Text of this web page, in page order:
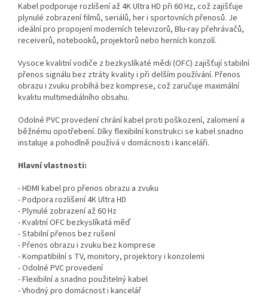
Kabel podporuje rozlišení až 4K Ultra HD při 60 Hz, což zajišťuje
plynulé zobrazení filmů, seriálů, her i sportovních přenosů. Je
ideální pro propojení moderních televizorů, Blu-ray přehrávačů,
receiverů, notebooků, projektorů nebo herních konzolí.
Vysoce kvalitní vodiče z bezkyslíkaté mědi (OFC) zajišťují stabilní
přenos signálu bez ztráty kvality i při delším používání. Přenos
obrazu i zvuku probíhá bez komprese, což zaručuje maximální
kvalitu multimediálního obsahu.
Odolné PVC provedení chrání kabel proti poškození, zalomení a
běžnému opotřebení. Díky flexibilní konstrukci se kabel snadno
instaluje a pohodlně používá v domácnosti i kanceláři.
Hlavní vlastnosti:
- HDMI kabel pro přenos obrazu a zvuku
- Podpora rozlišení 4K Ultra HD
- Plynulé zobrazení až 60 Hz
- Kvalitní OFC bezkyslíkatá měď
- Stabilní přenos bez rušení
- Přenos obrazu i zvuku bez komprese
- Kompatibilní s TV, monitory, projektory i konzolemi
- Odolné PVC provedení
- Flexibilní a snadno použitelný kabel
- Vhodný pro domácnost i kancelář